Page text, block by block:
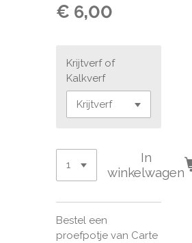
€ 6,00
Krijtverf of
Kalkverf
In
winkelwagen
Bestel een
proefpotje van Carte